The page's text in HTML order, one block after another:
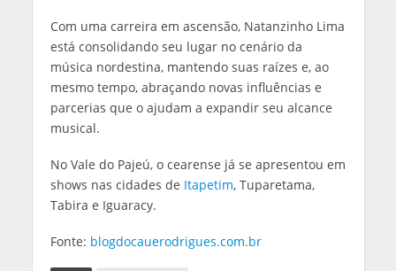
Com uma carreira em ascensão, Natanzinho Lima
está consolidando seu lugar no cenário da
música nordestina, mantendo suas raízes e, ao
mesmo tempo, abraçando novas influências e
parcerias que o ajudam a expandir seu alcance
musical.
No Vale do Pajeú, o cearense já se apresentou em
shows nas cidades de Itapetim, Tuparetama,
Tabira e Iguaracy.
Fonte: blogdocauerodrigues.com.br